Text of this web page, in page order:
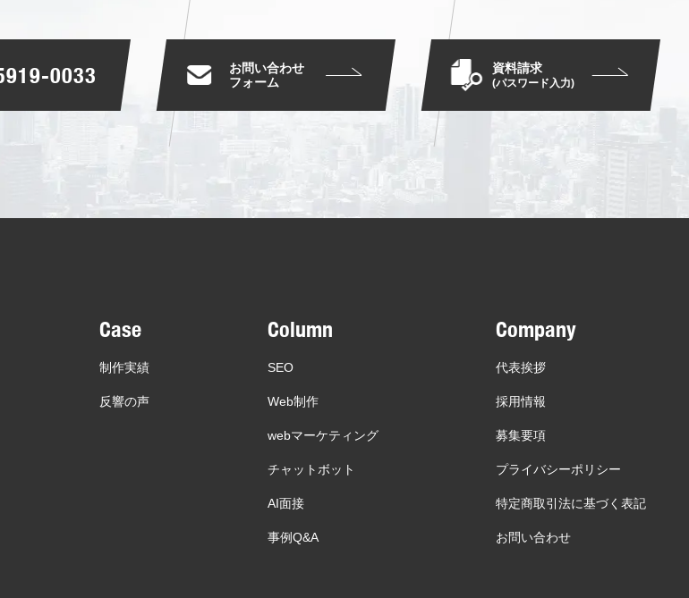
0033
お問い合わせ
フォーム
資料請求
(パスワード入力)
Case
制作実績
反響の声
Column
SEO
Web制作
webマーケティング
チャットボット
AI面接
事例Q&A
Company
代表挨拶
採用情報
募集要項
プライバシーポリシー
特定商取引法に基づく表記
お問い合わせ